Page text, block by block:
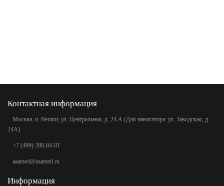
Контактная информация
Москва, п. Вешки, ул. Центральная, д. 24 А (Для навигатора: ул. Заводская, д.
24А)
+7 (499) 288-84-81
aaamed@aaamed.ru
Информация